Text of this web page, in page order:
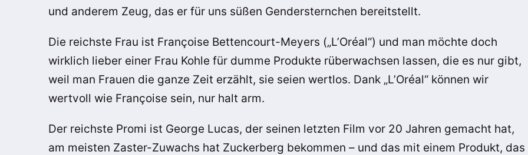
und anderem Zeug, das er für uns süßen Gendersternchen bereitstellt.
Die reichste Frau ist Françoise Bettencourt-Meyers („L’Oréal“) und man möchte doch
wirklich lieber einer Frau Kohle für dumme Produkte rüberwachsen lassen, die es nur gibt,
weil man Frauen die ganze Zeit erzählt, sie seien wertlos. Dank „L’Oréal“ können wir
wertvoll wie Françoise sein, nur halt arm.
Der reichste Promi ist George Lucas, der seinen letzten Film vor 20 Jahren gemacht hat,
am meisten Zaster-Zuwachs hat Zuckerberg bekommen – und das mit einem Produkt, das